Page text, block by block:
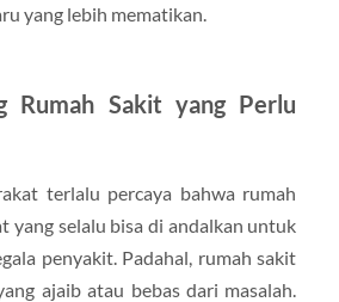
yang lebih mematikan.
Rumah Sakit yang Perlu
terlalu percaya bahwa rumah
yang selalu bisa di andalkan untuk
penyakit. Padahal, rumah sakit
ajaib atau bebas dari masalah.